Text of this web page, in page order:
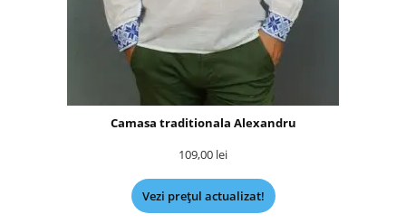
Camasa traditionala Alexandru
109,00 lei
Vezi prețul actualizat!